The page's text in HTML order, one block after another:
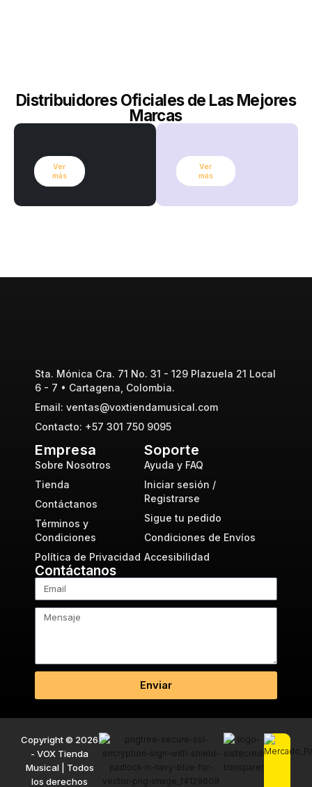
Distribuidores Oficiales de Las Mejores
Marcas
Ver
más
Ver
más
Sta. Mónica Cra. 71 No. 31 - 129 Plazuela 21 Local
6 - 7 • Cartagena, Colombia.
Email: ventas@voxtiendamusical.com
Contacto: +57 301 750 9095
Empresa
Sobre Nosotros
Tienda
Contáctanos
Términos y
Condiciones
Política de Privacidad
Soporte
Ayuda y FAQ
Iniciar sesión /
Registrarse
Sigue tu pedido
Condiciones de Envíos
Accesibilidad
Contáctanos
Enviar
Copyright © 2026
- VOX Tienda
Musical | Todos
los derechos